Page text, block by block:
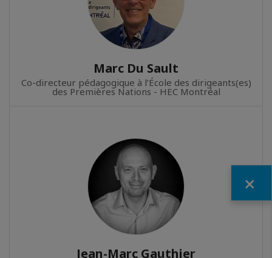
Marc Du Sault
Co-directeur pédagogique à l’École des dirigeants(es)
des Premières Nations - HEC Montréal
Jean-Marc Gauthier